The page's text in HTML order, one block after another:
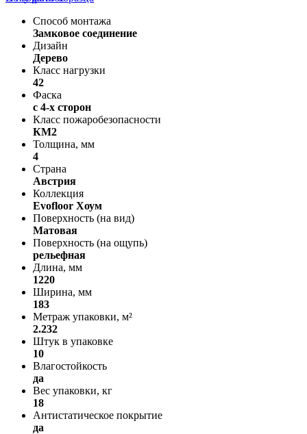
Способ монтажа
Замковое соединение
Дизайн
Дерево
Класс нагрузки
42
Фаска
с 4-х сторон
Класс пожаробезопасности
КМ2
Толщина, мм
4
Страна
Австрия
Коллекция
Evofloor Хоум
Поверхность (на вид)
Матовая
Поверхность (на ощупь)
рельефная
Длина, мм
1220
Ширина, мм
183
Метраж упаковки, м²
2.232
Штук в упаковке
10
Влагостойкость
да
Вес упаковки, кг
18
Антистатическое покрытие
да